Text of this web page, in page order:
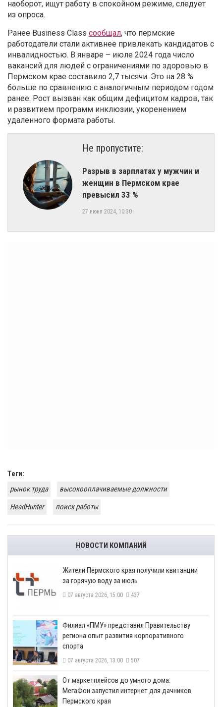
наоборот, ищут работу в спокойном режиме, следует
из опроса.
Ранее Business Class сообщал, что пермские
работодатели стали активнее привлекать кандидатов с
инвалидностью. В январе – июле 2024 года число
вакансий для людей с ограничениями по здоровью в
Пермском крае составило 2,7 тысячи. Это на 28 %
больше по сравнению с аналогичным периодом годом
ранее. Рост вызван как общим дефицитом кадров, так
и развитием программ инклюзии, укоренением
удаленного формата работы.
Не пропустите:
​Разрыв в зарплатах у мужчин и
женщин в Пермском крае
превысил 33 %
27 июня 2024, 10:30
Теги:
рынок труда
высокооплачиваемые должности
HeadHunter
поиск работы
НОВОСТИ КОМПАНИЙ
​Жители Пермского края получили квитанции
за горячую воду за июль
07 августа 2026, 15:00 437
​Филиал «ПМУ» представил Правительству
региона опыт развития корпоративного
спорта
07 августа 2026, 13:00 507
От маркетплейсов до умного дома:
МегаФон запустил интернет для дачников
Пермского края